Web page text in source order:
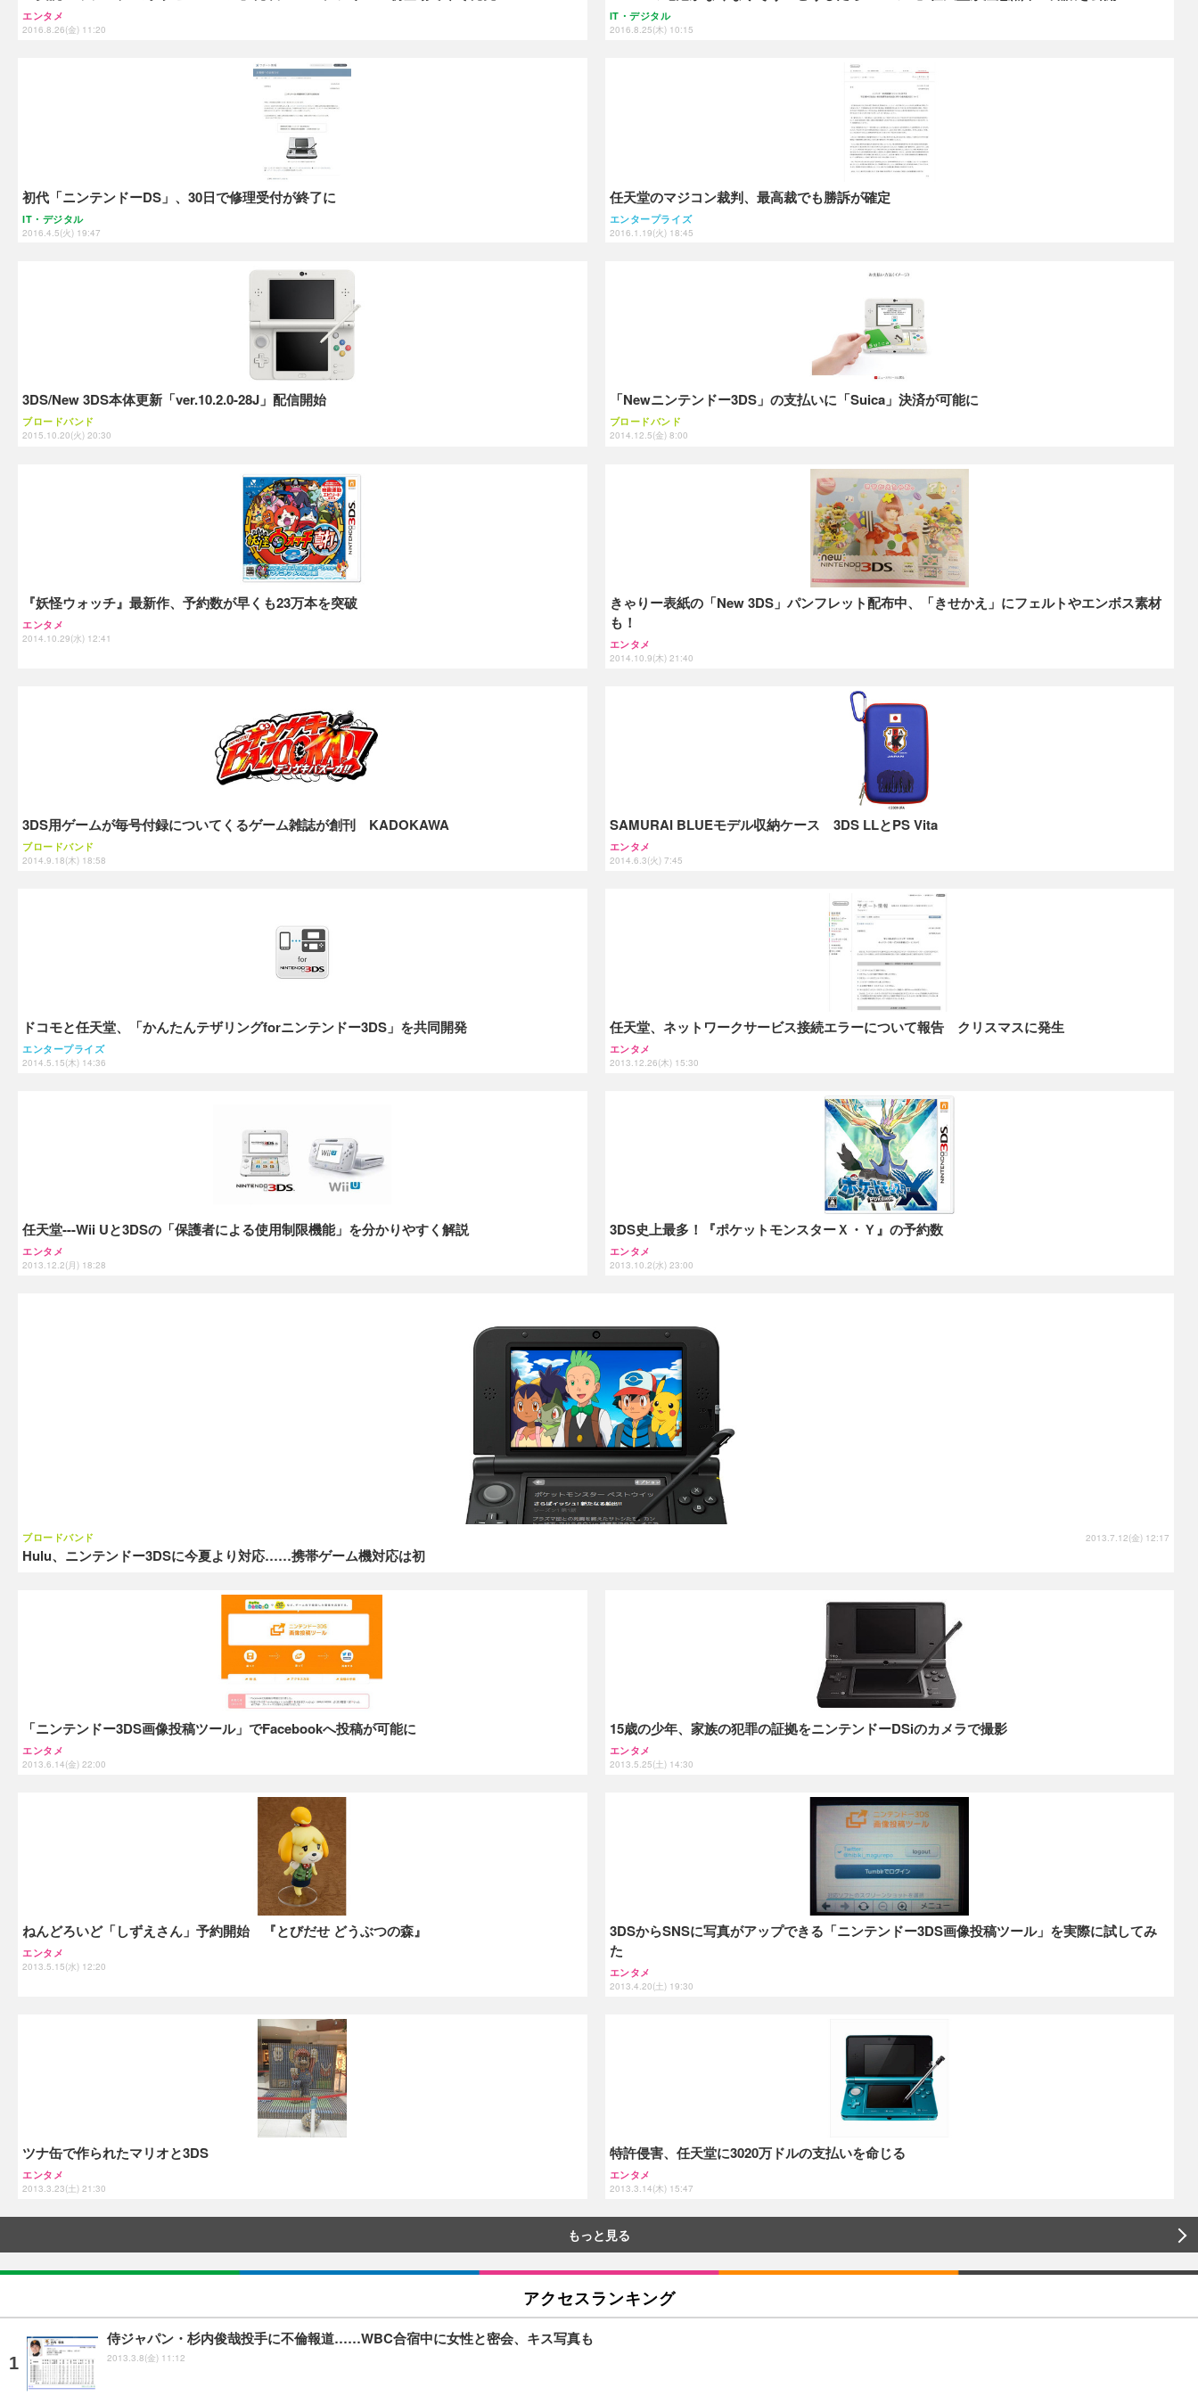
エンタメ
2016.8.26(金) 11:20
IT・デジタル
2016.8.25(木) 10:15
初代「ニンテンドーDS」、30日で修理受付が終了に
IT・デジタル
2016.4.5(火) 19:47
任天堂のマジコン裁判、最高裁でも勝訴が確定
エンタープライズ
2016.1.19(火) 18:45
3DS/New 3DS本体更新「ver.10.2.0-28J」配信開始
ブロードバンド
2015.10.20(火) 20:30
「Newニンテンドー3DS」の支払いに「Suica」決済が可能に
ブロードバンド
2014.12.5(金) 8:00
『妖怪ウォッチ』最新作、予約数が早くも23万本を突破
エンタメ
2014.10.29(水) 12:41
きゃりー表紙の「New 3DS」パンフレット配布中、「きせかえ」にフェルトやエンボス素材
も！
エンタメ
2014.10.9(木) 21:40
3DS用ゲームが毎号付録についてくるゲーム雑誌が創刊 KADOKAWA
ブロードバンド
2014.9.18(木) 18:58
SAMURAI BLUEモデル収納ケース 3DS LLとPS Vita
エンタメ
2014.6.3(火) 7:45
ドコモと任天堂、「かんたんテザリングforニンテンドー3DS」を共同開発
エンタープライズ
2014.5.15(木) 14:36
任天堂、ネットワークサービス接続エラーについて報告 クリスマスに発生
エンタメ
2013.12.26(木) 15:30
任天堂---Wii Uと3DSの「保護者による使用制限機能」を分かりやすく解説
エンタメ
2013.12.2(月) 18:28
3DS史上最多！『ポケットモンスターＸ・Ｙ』の予約数
エンタメ
2013.10.2(水) 23:00
Hulu、ニンテンドー3DSに今夏より対応……携帯ゲーム機対応は初
ブロードバンド 2013.7.12(金) 12:17
「ニンテンドー3DS画像投稿ツール」でFacebookへ投稿が可能に
エンタメ
2013.6.14(金) 22:00
15歳の少年、家族の犯罪の証拠をニンテンドーDSiのカメラで撮影
エンタメ
2013.5.25(土) 14:30
ねんどろいど「しずえさん」予約開始 『とびだせ どうぶつの森』
エンタメ
2013.5.15(水) 12:20
3DSからSNSに写真がアップできる「ニンテンドー3DS画像投稿ツール」を実際に試してみ
た
エンタメ
2013.4.20(土) 19:30
ツナ缶で作られたマリオと3DS
エンタメ
2013.3.23(土) 21:30
特許侵害、任天堂に3020万ドルの支払いを命じる
エンタメ
2013.3.14(木) 15:47
もっと見る
アクセスランキング
侍ジャパン・杉内俊哉投手に不倫報道……WBC合宿中に女性と密会、キス写真も
2013.3.8(金) 11:12